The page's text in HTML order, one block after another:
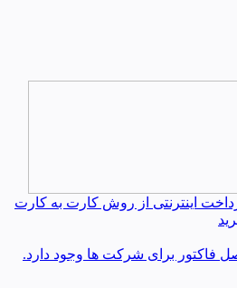
اینترنتی از روش کارت به کارت
فاکتور برای شرکت ها وجود دارد.